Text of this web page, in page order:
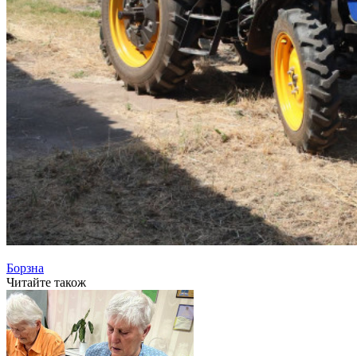
Борзна
Читайте також